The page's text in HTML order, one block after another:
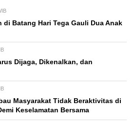
di Batang Hari Tega Gauli Dua Anak
Dijaga, Dikenalkan, dan
Masyarakat Tidak Beraktivitas di
Keselamatan Bersama